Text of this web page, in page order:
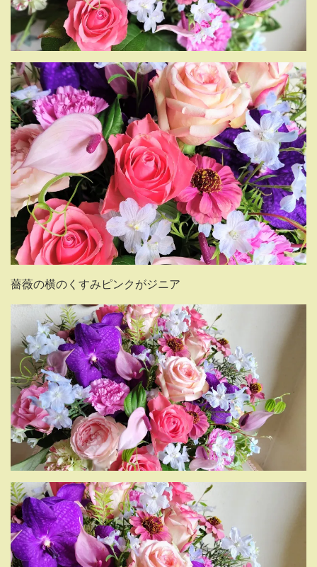
薔薇の横のくすみピンクがジニア